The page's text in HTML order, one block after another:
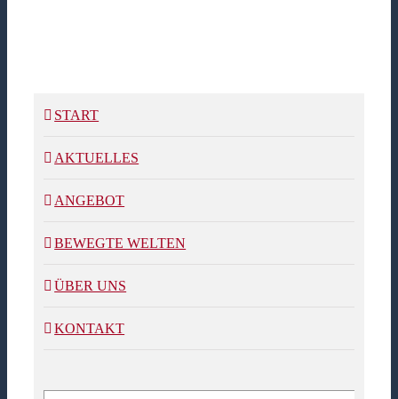
START
AKTUELLES
ANGEBOT
BEWEGTE WELTEN
ÜBER UNS
KONTAKT